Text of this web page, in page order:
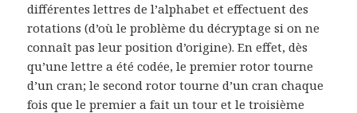
différentes lettres de l’alphabet et effectuent des
rotations (d’où le problème du décryptage si on ne
connaît pas leur position d’origine). En effet, dès
qu’une lettre a été codée, le premier rotor tourne
d’un cran; le second rotor tourne d’un cran chaque
fois que le premier a fait un tour et le troisième